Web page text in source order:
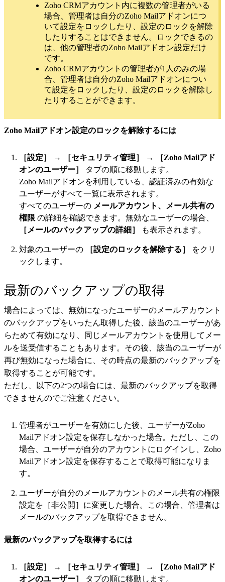
Zoho CRMアカウント内に複数の管理者がいる
場合、管理者は自分のZoho Mailアドオンにつ
いて設定をロックしたり、設定のロックを解除
したりすることはできません。ロックできるの
は、他の管理者のZoho Mailアドオン設定だけ
です。
Zoho CRMアカウントの管理者が1人のみの場
合、管理者は自分のZoho Mailアドオンについ
て設定をロックしたり、設定のロックを解除し
たりすることができます。
Zoho Mailアドオン設定のロックを解除するには
［設定］ → ［セキュリティ管理］ →
［Zoho Mailアド
オンのユーザー］
タブの順に移動します。
Zoho Mailアドオンを利用している、認証済みの有効な
ユーザーがすべて一覧に表示されます。
すべてのユーザーの メールアカウント、メール共有の
権限 の詳細を確認できます。無効なユーザーの場合、
［メールのバックアップの詳細］
も表示されます。
対象のユーザーの ［設定のロックを解除する］
をクリ
ックします。
最新のバックアップの取得
場合によっては、無効になったユーザーのメールアカウント
のバックアップをいったん取得した後、該当のユーザーがあ
らためて有効になり、同じメールアカウントを使用してメー
ルを送受信することもあります。その後、該当のユーザーが
再び無効になった場合に、その時点の最新のバックアップを
取得することが可能です。
ただし、以下の2つの場合には、最新のバックアップを取得
できませんのでご注意ください。
管理者がユーザーを有効にした後、ユーザーがZoho
Mailアドオン設定を保存しなかった場合。ただし、この
場合、ユーザーが自分のアカウントにログインし、Zoho
Mailアドオン設定を保存することで取得可能になりま
す。
ユーザーが自分のメールアカウントのメール共有の権限
設定を［非公開］に変更した場合。この場合、管理者は
メールのバックアップを取得できません。
最新のバックアップを取得するには
［設定］ → ［セキュリティ管理］ →
［Zoho Mailアド
オンのユーザー］
タブの順に移動します。